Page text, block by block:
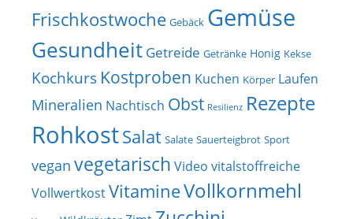
Frischkostwoche Gebäck Gemüse
Gesundheit Getreide Getränke Honig Kekse
Kochkurs Kostproben Kuchen Körper Laufen
Mineralien Nachtisch Obst Resilienz Rezepte
RohkostSalat Salate Sauerteigbrot Sport
vegan vegetarisch Video vitalstoffreiche
VollwertkostVitamineVollkornmehl